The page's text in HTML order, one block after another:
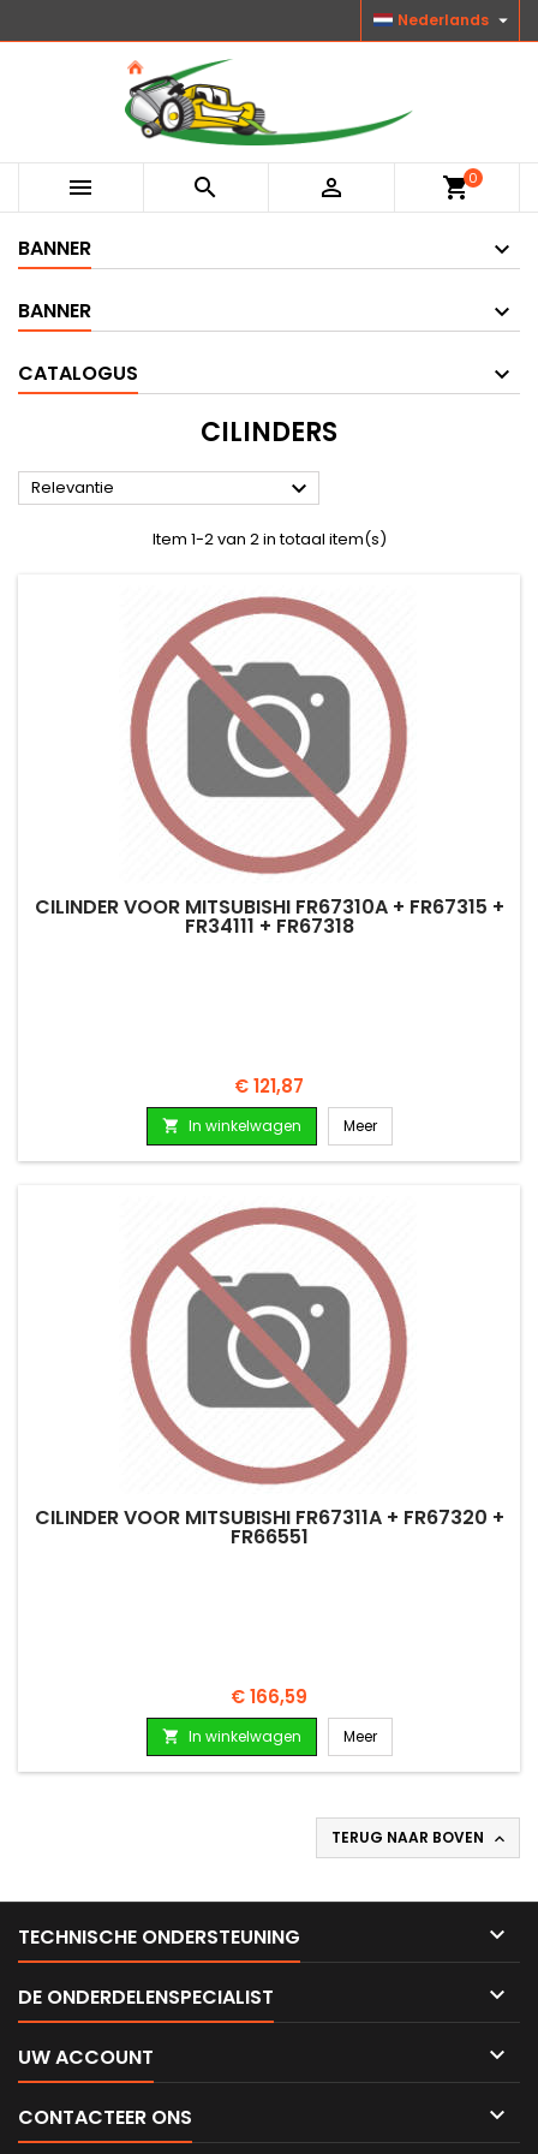
Nederlands 
   shopping_cart0
BANNER
BANNER
CATALOGUS
CILINDERS
Relevantie 
Item 1-2 van 2 in totaal item(s)
CILINDER VOOR MITSUBISHI FR67310A + FR67315 +
FR34111 + FR67318
Prijs
€ 121,87
 In winkelwagen Meer
CILINDER VOOR MITSUBISHI FR67311A + FR67320 +
FR66551
Prijs
€ 166,59
 In winkelwagen Meer
TERUG NAAR BOVEN 
TECHNISCHE ONDERSTEUNING 
DE ONDERDELENSPECIALIST 
UW ACCOUNT 
CONTACTEER ONS 